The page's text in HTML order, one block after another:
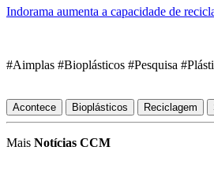
Indorama aumenta a capacidade de
#Aimplas #Bioplásticos #Pesquisa
Acontece Bioplásticos Reciclagem
Mais Notícias CCM